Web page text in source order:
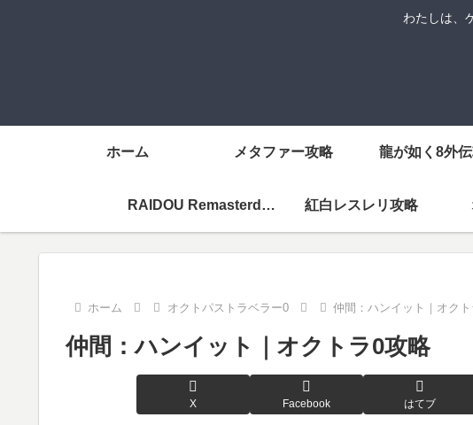
わたしは、
ホーム メタファー攻略 龍が如く8外
RAIDOU Remasterd攻略メニューページ 紅白レスレリ攻略
ホーム オクトパストラベラー0 仲間：ハンイット｜オク
仲間：ハンイット｜オクトラ0攻略
X Facebook はてブ